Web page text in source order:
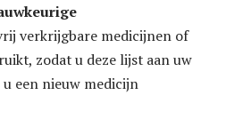
verkrijgbare medicijnen of
zodat u deze lijst aan uw
een nieuw medicijn